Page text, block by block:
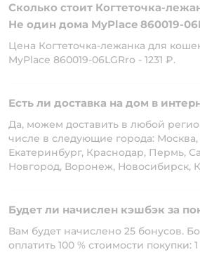
Сколько стоит Когтеточка-
Не один дома MyPlace 860019-
Цена Когтеточка-лежанка для
MyPlace 860019-06LGRro - 1231 ₽.
Есть ли доставка на дом в
Да, можем доставить в любой
числе в следующие города: Москва,
Екатеринбург, Краснодар, Пермь,
Новгород, Воронеж, Новосибирск,
Будет ли начислен кэшбэк за
Вам будет начислено 25 бонусов.
оплатить 100 % стоимости покупки: